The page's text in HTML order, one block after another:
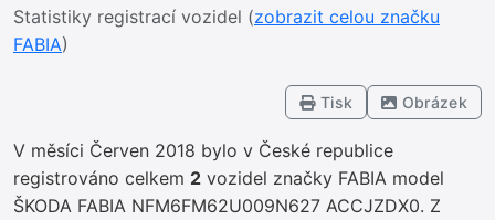
Statistiky registrací vozidel (zobrazit celou značku
FABIA)
Tisk Obrázek
V měsíci Červen 2018 bylo v České republice
registrováno celkem 2 vozidel značky FABIA model
ŠKODA FABIA NFM6FM62U009N627 ACCJZDX0. Z